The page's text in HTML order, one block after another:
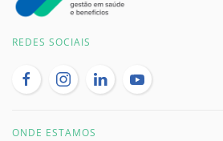
REDES SOCIAIS
ONDE ESTAMOS